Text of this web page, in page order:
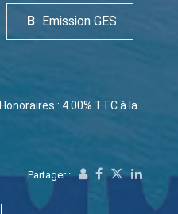
B Emission GES
Honoraires : 4.00% TTC à la
Partager :